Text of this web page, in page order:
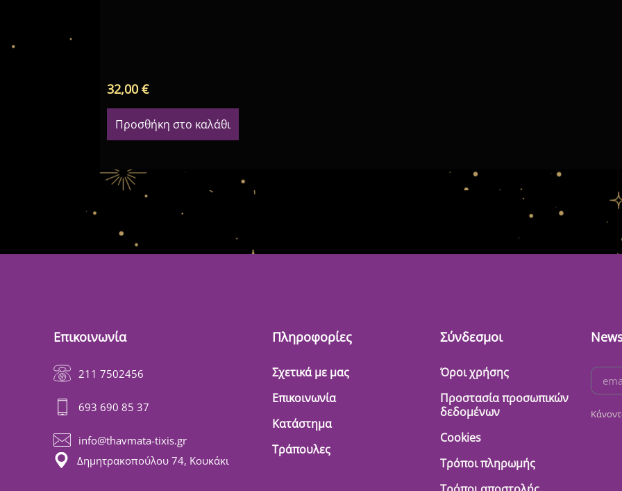
32,00€
Προσθήκη στο καλάθι
Επικοινωνία
211 7502456
693 690 85 37
info@thavmata-tixis.gr
Δημητρακοπούλου 74, Κουκάκι
Πληροφορίες
Σχετικά με μας
Επικοινωνία
Κατάστημα
Τράπουλες
Σύνδεσμοι
Όροι χρήσης
Προστασία προσωπικών
δεδομένων
Cookies
Τρόποι πληρωμής